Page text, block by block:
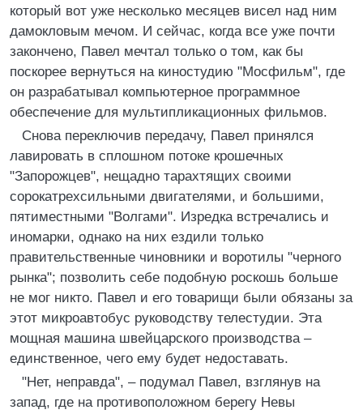
который вот уже несколько месяцев висел над ним
дамокловым мечом. И сейчас, когда все уже почти
закончено, Павел мечтал только о том, как бы
поскорее вернуться на киностудию "Мосфильм", где
он разрабатывал компьютерное программное
обеспечение для мультипликационных фильмов.
Снова переключив передачу, Павел принялся
лавировать в сплошном потоке крошечных
"Запорожцев", нещадно тарахтящих своими
сорокатрехсильными двигателями, и большими,
пятиместными "Волгами". Изредка встречались и
иномарки, однако на них ездили только
правительственные чиновники и воротилы "черного
рынка"; позволить себе подобную роскошь больше
не мог никто. Павел и его товарищи были обязаны за
этот микроавтобус руководству телестудии. Эта
мощная машина швейцарского производства –
единственное, чего ему будет недоставать.
"Нет, неправда", – подумал Павел, взглянув на
запад, где на противоположном берегу Невы